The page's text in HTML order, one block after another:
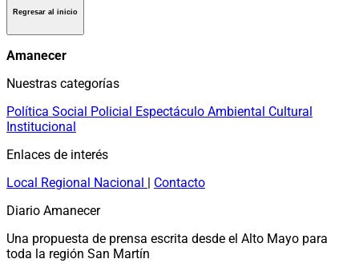
Regresar al inicio
Amanecer
Nuestras categorías
Política Social Policial Espectáculo Ambiental Cultural
Institucional
Enlaces de interés
Local Regional Nacional | Contacto
Diario Amanecer
Una propuesta de prensa escrita desde el Alto Mayo para
toda la región San Martín